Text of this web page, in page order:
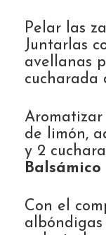
Pelar las
Juntarlas
avellanas
cucharada
Aromatizar
de limón,
y 2
Con el